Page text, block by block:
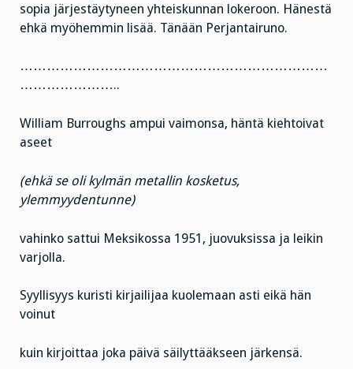
sopia järjestäytyneen yhteiskunnan lokeroon. Hänestä
ehkä myöhemmin lisää. Tänään Perjantairuno.
……………………………………………………………
…………………..
William Burroughs ampui vaimonsa, häntä kiehtoivat
aseet
(ehkä se oli kylmän metallin kosketus,
ylemmyydentunne)
vahinko sattui Meksikossa 1951, juovuksissa ja leikin
varjolla.
Syyllisyys kuristi kirjailijaa kuolemaan asti eikä hän
voinut
kuin kirjoittaa joka päivä säilyttääkseen järkensä.